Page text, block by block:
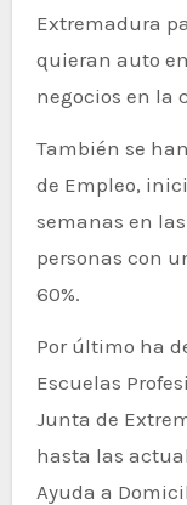
Extremadura
quieran auto
negocios en la
También se
de Empleo,
semanas en
personas con
60%.
Por último ha
Escuelas
Junta de
hasta las
Ayuda a